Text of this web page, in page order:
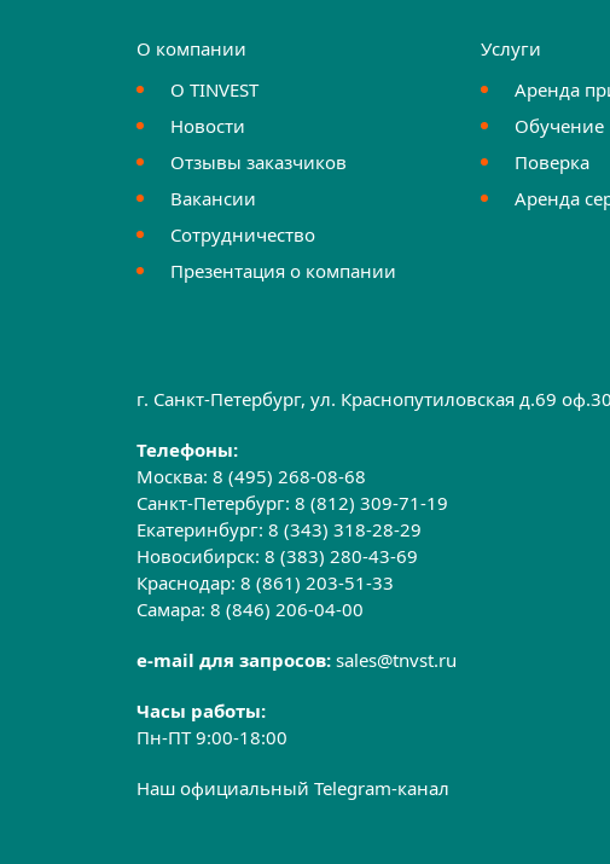
О компании
О TINVEST
Новости
Отзывы заказчиков
Вакансии
Сотрудничество
Презентация о компании
Услуги
Аренда
Обучение
Поверка
Аренда
г. Санкт-Петербург, ул. Краснопутиловская д.69
Телефоны:
Москва:8 (495) 268-08-68
Санкт-Петербург:8 (812) 309-71-19
Екатеринбург:8 (343) 318-28-29
Новосибирск:8 (383) 280-43-69
Краснодар:8 (861) 203-51-33
Самара:8 (846) 206-04-00
e-mail для запросов:sales@tnvst.ru
Часы работы:
Пн-ПТ 9:00-18:00
Наш официальный Telegram-канал